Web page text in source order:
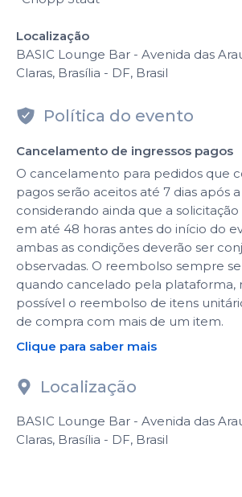
Localização
BASIC Lounge Bar - Avenida das
Claras, Brasília - DF, Brasil
Política do evento
Cancelamento de ingressos pagos
O cancelamento para pedidos que
pagos serão aceitos até 7 dias após
considerando ainda que a
em até 48 horas antes do início do
ambas as condições deverão ser
observadas. O reembolso sempre
quando cancelado pela plataforma,
possível o reembolso de itens
de compra com mais de um item.
Clique para saber mais
Localização
BASIC Lounge Bar - Avenida das
Claras, Brasília - DF, Brasil